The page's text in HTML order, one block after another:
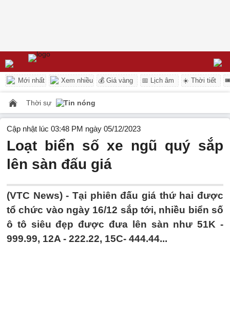
Mới nhất Xem nhiều 💰 Giá vàng 📅 Lịch âm ☀️ Thời tiết
Thời sự Tin nóng
Cập nhật lúc 03:48 PM ngày 05/12/2023
Loạt biển số xe ngũ quý sắp
lên sàn đấu giá
(VTC News) - Tại phiên đấu giá thứ hai được
tổ chức vào ngày 16/12 sắp tới, nhiều biển số
ô tô siêu đẹp được đưa lên sàn như 51K -
999.99, 12A - 222.22, 15C- 444.44...